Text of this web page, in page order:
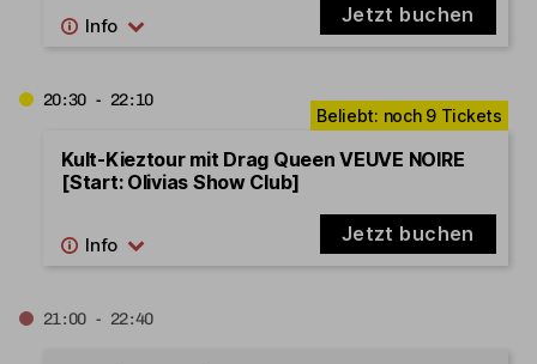
Jetzt buchen
20:30 - 22:10
Kult-Kieztour mit Drag Queen VEUVE NOIRE
[Start: Olivias Show Club]
Jetzt buchen
21:00 - 22:40